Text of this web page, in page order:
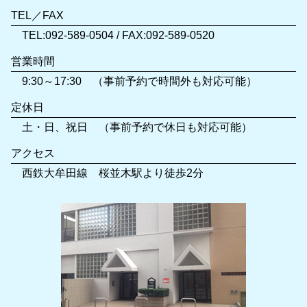
TEL／FAX
TEL:092-589-0504 / FAX:092-589-0520
営業時間
9:30～17:30 （事前予約で時間外も対応可能）
定休日
土・日、祝日 （事前予約で休日も対応可能）
アクセス
西鉄大牟田線 桜並木駅より徒歩2分